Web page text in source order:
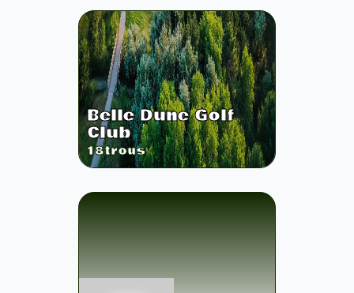
Belle Dune Golf
Club
18trous